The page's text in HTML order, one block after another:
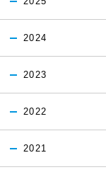
2024
2023
2022
2021